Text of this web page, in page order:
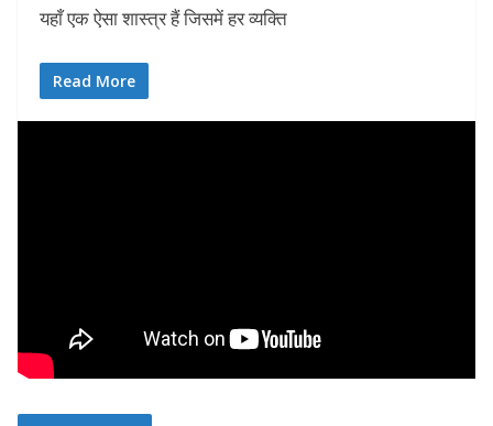
यहाँ एक ऐसा शास्त्र हैं जिसमें हर व्यक्ति
Read More